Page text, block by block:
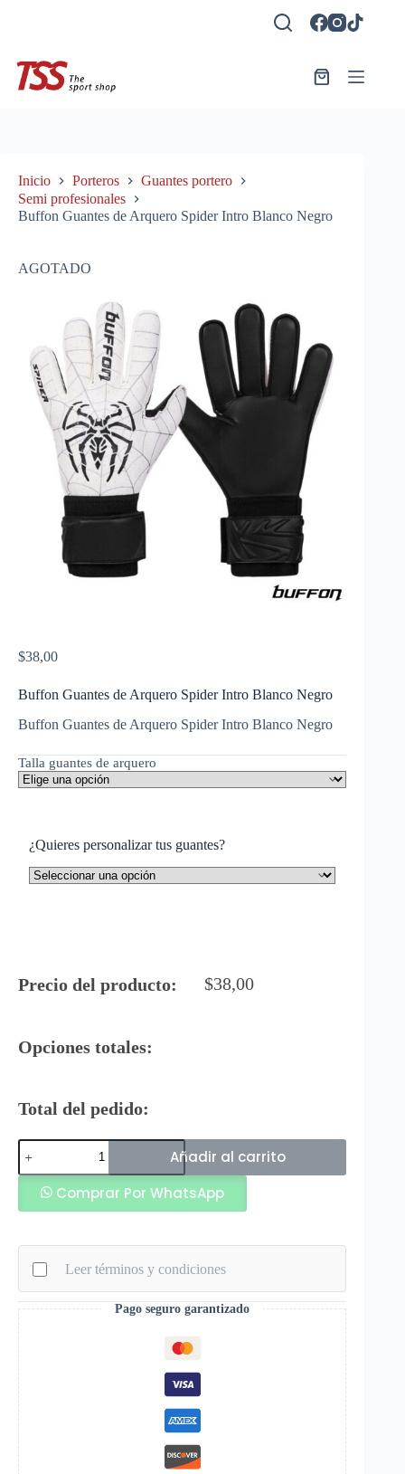
Carro
Inicio Porteros
Guantes portero
Semi profesionales
Buffon Guantes de Arquero Spider Intro Blanco Negro
AGOTADO
$38,00
Buffon Guantes de Arquero Spider Intro Blanco Negro
Buffon Guantes de Arquero Spider Intro Blanco Negro
Talla guantes de arquero
¿Quieres personalizar tus guantes?
Precio del producto: $38,00
Opciones totales:
Total del pedido:
Buffon
Guantes
de
Arquero
Spider
cantidad
Añadir al carrito
Comprar Por WhatsApp
Leer términos y condiciones
Pago seguro garantizado